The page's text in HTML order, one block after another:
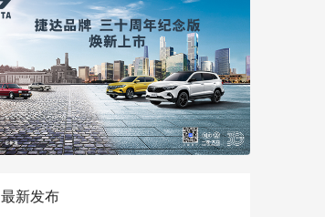
最新发布